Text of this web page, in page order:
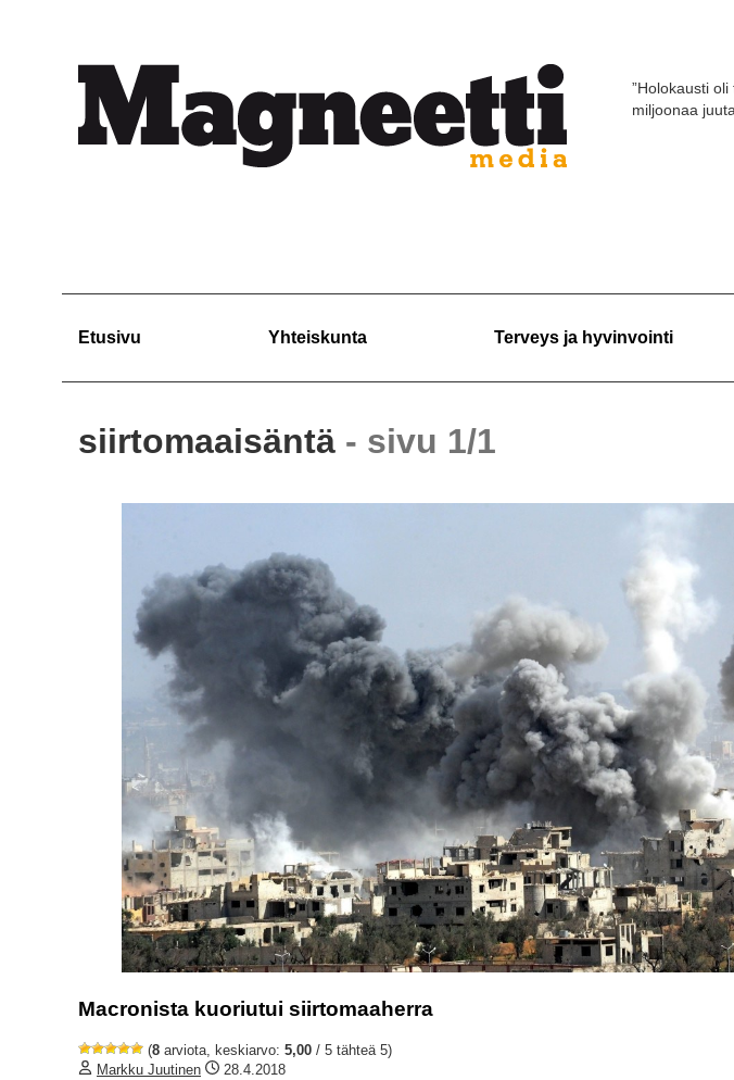
”Holokausti
miljoonaa
Etusivu Yhteiskunta Terveys ja hyvinvointi
siirtomaaisäntä - sivu 1/1
Macronista kuoriutui siirtomaaherra
(8 arviota, keskiarvo: 5,00 / 5 tähteä 5)
Markku Juutinen
28.4.2018